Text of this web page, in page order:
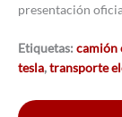
presentación
Etiquetas: camión
tesla,transporte